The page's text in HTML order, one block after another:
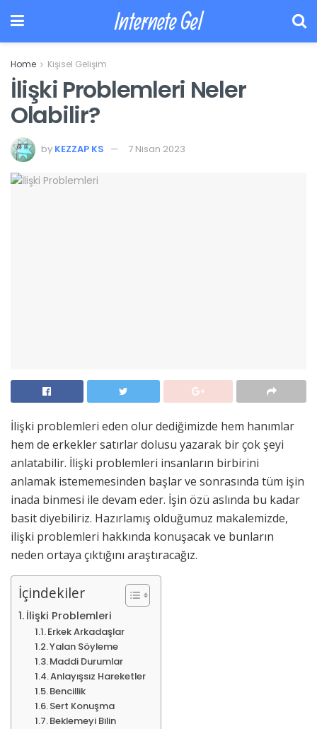
Internete Gel
Home Kişisel Gelişim
İlişki Problemleri Neler
Olabilir?
by KEZZAP KS 7 Nisan 2023
İlişki problemleri eden olur dediğimizde hem hanımlar
hem de erkekler satırlar dolusu yazarak bir çok şeyi
anlatabilir. İlişki problemleri insanların birbirini
anlamak istememesinden başlar ve sonrasında tüm işin
inada binmesi ile devam eder. İşin özü aslında bu kadar
basit diyebiliriz. Hazırlamış olduğumuz makalemizde,
ilişki problemleri hakkında konuşacak ve bunların
neden ortaya çıktığını araştıracağız.
İçindekiler
İlişki Problemleri
Erkek Arkadaşlar
Yalan Söyleme
Maddi Durumlar
Anlayışsız Hareketler
Bencillik
Sert Konuşma
Beklemeyi Bilin